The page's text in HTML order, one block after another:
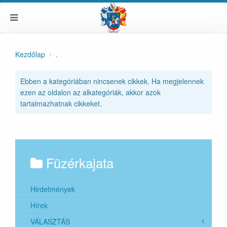
Kezdőlap .
Ebben a kategóriában nincsenek cikkek. Ha megjelennek
ezen az oldalon az alkategóriák, akkor azok
tartalmazhatnak cikkeket.
Füzérkajata
Hirdetmények
Hírek
VÁLASZTÁS